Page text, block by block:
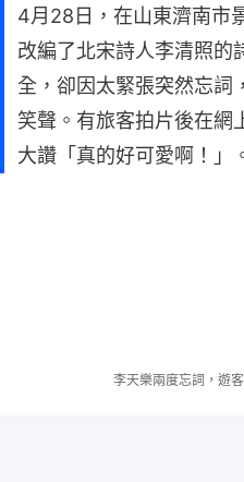
4月28日，在山東濟南市
改編了北宋詩人李清照的
全，卻因太緊張突然忘詞
笑聲。有旅客拍片後在網
大讚「真的好可愛啊！」
李天樂兩度忘詞，遊